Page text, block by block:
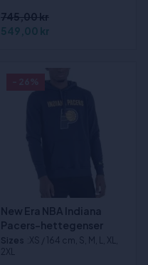
745,00 kr
549,00 kr
New Era NBA Indiana
Pacers-hettegenser
Sizes :XS / 164 cm, S, M, L, XL,
2XL